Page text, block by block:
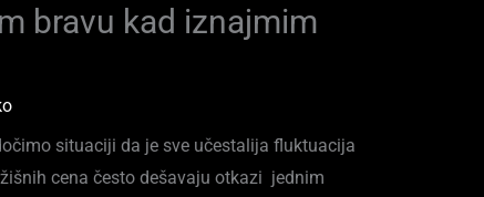
bravu kad iznajmim
situaciji da je sve učestalija fluktuacija
cena često dešavaju otkazi jednim